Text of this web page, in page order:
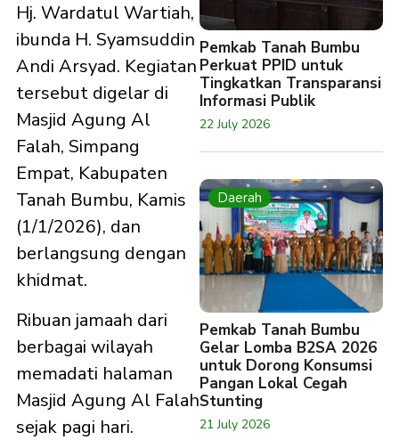
Hj. Wardatul Wartiah,
ibunda H. Syamsuddin
Andi Arsyad. Kegiatan
tersebut digelar di
Masjid Agung Al
Falah, Simpang
Empat, Kabupaten
Tanah Bumbu, Kamis
(1/1/2026), dan
berlangsung dengan
khidmat.
Ribuan jamaah dari
berbagai wilayah
memadati halaman
Masjid Agung Al Falah
sejak pagi hari.
Pemkab Tanah Bumbu
Perkuat PPID untuk
Tingkatkan Transparansi
Informasi Publik
22 July 2026
Daerah
Pemkab Tanah Bumbu
Gelar Lomba B2SA 2026
untuk Dorong Konsumsi
Pangan Lokal Cegah
Stunting
21 July 2026